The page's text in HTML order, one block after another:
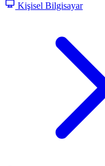
Kişisel Bilgisayar